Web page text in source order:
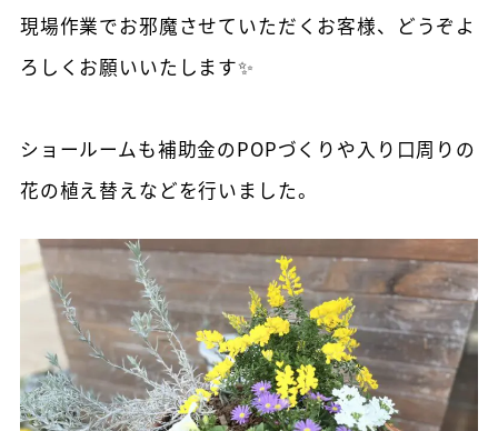
現場作業でお邪魔させていただくお客様、どうぞよ
ろしくお願いいたします✨
ショールームも補助金のPOPづくりや入り口周りの
花の植え替えなどを行いました。